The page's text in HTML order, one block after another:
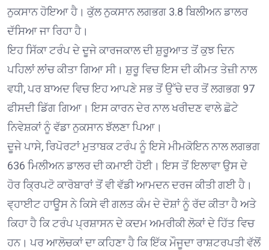
ਨੁਕਸਾਨ ਹੋਇਆ ਹੈ। ਕੁੱਲ ਨੁਕਸਾਨ ਲਗਭਗ 3.8 ਬਿਲੀਅਨ ਡਾਲਰ
ਦੱਸਿਆ ਜਾ ਰਿਹਾ ਹੈ।
ਇਹ ਸਿੱਕਾ ਟਰੰਪ ਦੇ ਦੂਜੇ ਕਾਰਜਕਾਲ ਦੀ ਸ਼ੁਰੂਆਤ ਤੋਂ ਕੁਝ ਦਿਨ
ਪਹਿਲਾਂ ਲਾਂਚ ਕੀਤਾ ਗਿਆ ਸੀ। ਸ਼ੁਰੂ ਵਿਚ ਇਸ ਦੀ ਕੀਮਤ ਤੇਜ਼ੀ ਨਾਲ
ਵਧੀ, ਪਰ ਬਾਅਦ ਵਿਚ ਇਹ ਆਪਣੇ ਸਭ ਤੋਂ ਉੱਚੇ ਦਰ ਤੋਂ ਲਗਭਗ 97
ਫੀਸਦੀ ਡਿੱਗ ਗਿਆ। ਇਸ ਕਾਰਨ ਦੇਰ ਨਾਲ ਖਰੀਦਣ ਵਾਲੇ ਛੋਟੇ
ਨਿਵੇਸ਼ਕਾਂ ਨੂੰ ਵੱਡਾ ਨੁਕਸਾਨ ਝੱਲਣਾ ਪਿਆ।
ਦੂਜੇ ਪਾਸੇ, ਰਿਪੋਰਟਾਂ ਮੁਤਾਬਕ ਟਰੰਪ ਨੂੰ ਇਸੇ ਮੀਮਕੋਇਨ ਨਾਲ ਲਗਭਗ
636 ਮਿਲੀਅਨ ਡਾਲਰ ਦੀ ਕਮਾਈ ਹੋਈ। ਇਸ ਤੋਂ ਇਲਾਵਾ ਉਸ ਦੇ
ਹੋਰ ਕ੍ਰਿਪਟੋ ਕਾਰੋਬਾਰਾਂ ਤੋਂ ਵੀ ਵੱਡੀ ਆਮਦਨ ਦਰਜ ਕੀਤੀ ਗਈ ਹੈ।
ਵ੍ਹਾਈਟ ਹਾਊਸ ਨੇ ਕਿਸੇ ਵੀ ਗਲਤ ਕੰਮ ਦੇ ਦੋਸ਼ਾਂ ਨੂੰ ਰੱਦ ਕੀਤਾ ਹੈ ਅਤੇ
ਕਿਹਾ ਹੈ ਕਿ ਟਰੰਪ ਪ੍ਰਸ਼ਾਸਨ ਦੇ ਕਦਮ ਅਮਰੀਕੀ ਲੋਕਾਂ ਦੇ ਹਿੱਤ ਵਿਚ
ਹਨ। ਪਰ ਆਲੋਚਕਾਂ ਦਾ ਕਹਿਣਾ ਹੈ ਕਿ ਇੱਕ ਮੌਜੂਦਾ ਰਾਸ਼ਟਰਪਤੀ ਵੱਲੋਂ